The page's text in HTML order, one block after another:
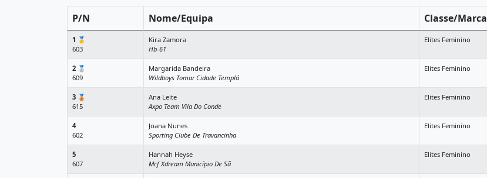
P/N Nome/Equipa Classe/Marca
1 🥇
603
Kira Zamora
Hb-61
Elites Feminino
2 🥈
609
Margarida Bandeira
Wildboys Tomar Cidade Templá
Elites Feminino
3 🥉
615
Ana Leite
Axpo Team Vila Do Conde
Elites Feminino
4
602
Joana Nunes
Sporting Clube De Travancinha
Elites Feminino
5
607
Hannah Heyse
Mcf Xdream Município De Sã
Elites Feminino